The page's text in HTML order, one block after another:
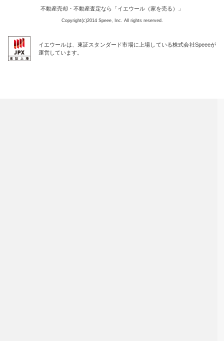
不動産売却・不動産査定なら「イエウール（家を売る）」
Copyright(c)2014 Speee, Inc. All rights reserved.
イエウールは、東証スタンダード市場に上場している株式会社Speeeが
運営しています。